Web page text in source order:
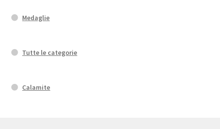
Medaglie
Tutte le categorie
Calamite